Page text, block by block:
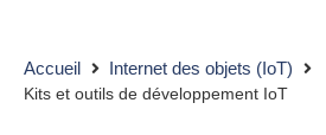
Accueil Internet des objets (IoT)
Kits et outils de développement IoT